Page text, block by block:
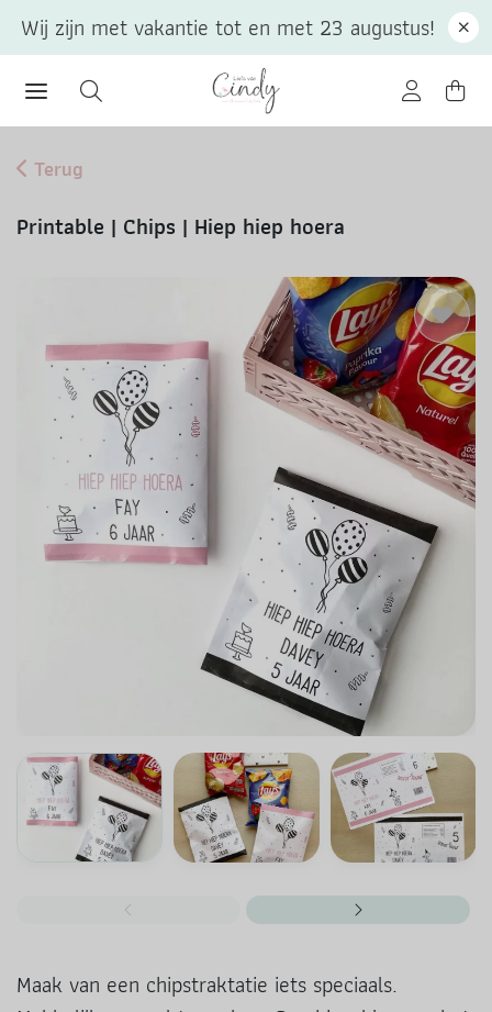
Terug
Printable | Chips | Hiep hiep hoera
Maak van een chipstraktatie iets speciaals.
Wij zijn met vakantie tot en met 23 augustus!